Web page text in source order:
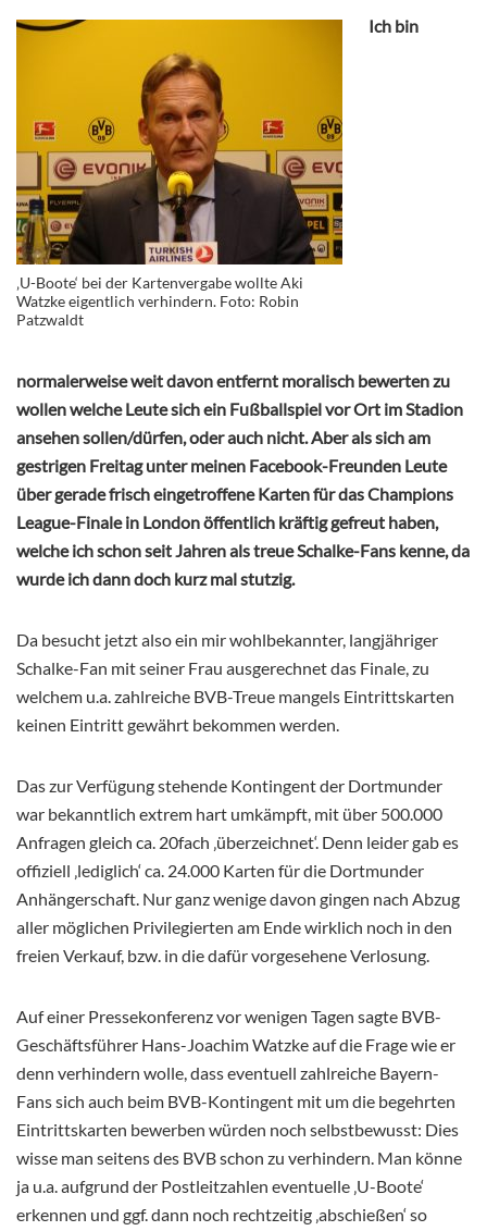
‚U-Boote‘ bei der Kartenvergabe wollte Aki
Watzke eigentlich verhindern. Foto: Robin
Patzwaldt
Ich bin
normalerweise weit davon entfernt moralisch bewerten zu
wollen welche Leute sich ein Fußballspiel vor Ort im Stadion
ansehen sollen/dürfen, oder auch nicht. Aber als sich am
gestrigen Freitag unter meinen Facebook-Freunden Leute
über gerade frisch eingetroffene Karten für das Champions
League-Finale in London öffentlich kräftig gefreut haben,
welche ich schon seit Jahren als treue Schalke-Fans kenne, da
wurde ich dann doch kurz mal stutzig.
Da besucht jetzt also ein mir wohlbekannter, langjähriger
Schalke-Fan mit seiner Frau ausgerechnet das Finale, zu
welchem u.a. zahlreiche BVB-Treue mangels Eintrittskarten
keinen Eintritt gewährt bekommen werden.
Das zur Verfügung stehende Kontingent der Dortmunder
war bekanntlich extrem hart umkämpft, mit über 500.000
Anfragen gleich ca. 20fach ‚überzeichnet‘. Denn leider gab es
offiziell ‚lediglich‘ ca. 24.000 Karten für die Dortmunder
Anhängerschaft. Nur ganz wenige davon gingen nach Abzug
aller möglichen Privilegierten am Ende wirklich noch in den
freien Verkauf, bzw. in die dafür vorgesehene Verlosung.
Auf einer Pressekonferenz vor wenigen Tagen sagte BVB-
Geschäftsführer Hans-Joachim Watzke auf die Frage wie er
denn verhindern wolle, dass eventuell zahlreiche Bayern-
Fans sich auch beim BVB-Kontingent mit um die begehrten
Eintrittskarten bewerben würden noch selbstbewusst: Dies
wisse man seitens des BVB schon zu verhindern. Man könne
ja u.a. aufgrund der Postleitzahlen eventuelle ‚U-Boote‘
erkennen und ggf. dann noch rechtzeitig ‚abschießen‘ so